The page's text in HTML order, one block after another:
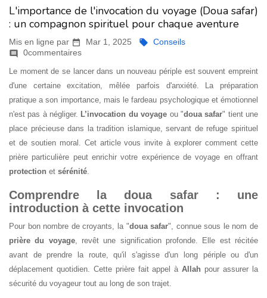
L'importance de l'invocation du voyage (Doua safar)
: un compagnon spirituel pour chaque aventure
Mis en ligne par  Mar 1, 2025  Conseils
 0commentaires
Le moment de se lancer dans un nouveau périple est souvent empreint
d'une certaine excitation, mêlée parfois d'anxiété. La préparation
pratique a son importance, mais le fardeau psychologique et émotionnel
n'est pas à négliger. L’invocation du voyage ou "doua safar" tient une
place précieuse dans la tradition islamique, servant de refuge spirituel
et de soutien moral. Cet article vous invite à explorer comment cette
prière particulière peut enrichir votre expérience de voyage en offrant
protection et sérénité
Comprendre la doua safar : une
introduction à cette invocation
Pour bon nombre de croyants, la "doua safar", connue sous le nom de
prière du voyage, revêt une signification profonde. Elle est récitée
avant de prendre la route, qu'il s'agisse d'un long périple ou d'un
déplacement quotidien. Cette prière fait appel àAllah pour assurer la
sécurité du voyageur tout au long de son trajet.